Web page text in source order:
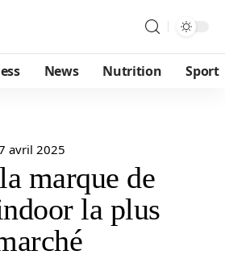
News Nutrition Sport
avril 2025
marque de
la plus